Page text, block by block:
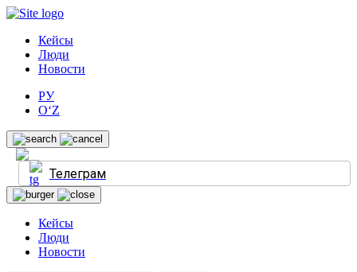
Кейсы
Люди
Новости
РУ
O‘Z
Телеграм
Кейсы
Люди
Новости